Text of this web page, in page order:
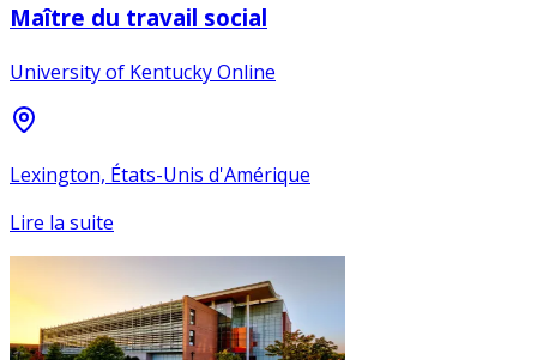
Maître du travail social
University of Kentucky Online
Lexington, États-Unis d'Amérique
Lire la suite